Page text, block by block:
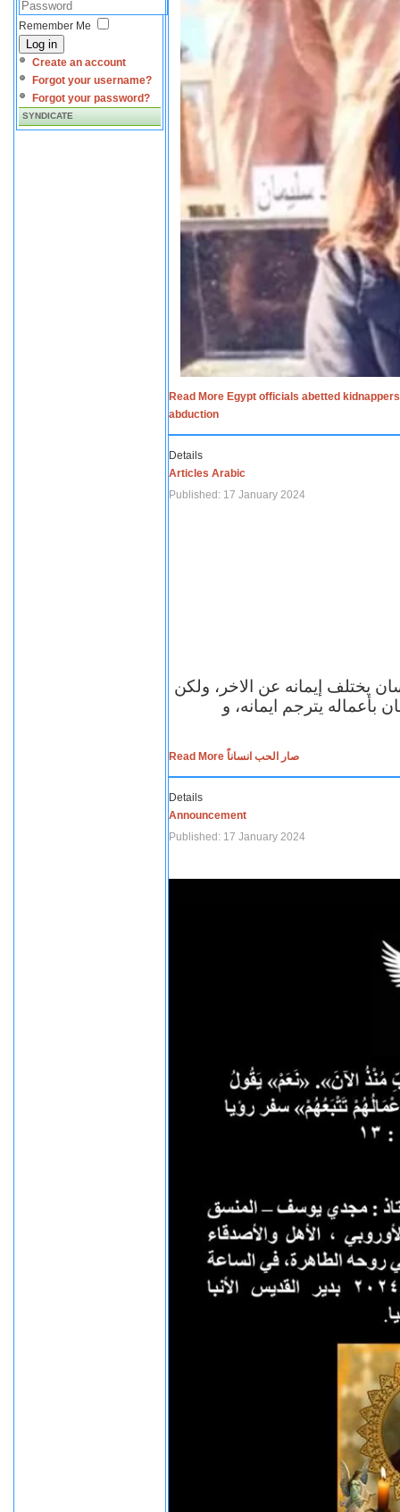
Remember Me
Log in
Create an account
Forgot your username?
Forgot your password?
SYNDICATE
Read More Egypt officials abetted
abduction
Details
Articles Arabic
Published: 17 January 2024
يختلف إيمانه عن الاخر، ولكن
بأعماله يترجم ايمانه، و
Read More صار الحب انساناً
Details
Announcement
Published: 17 January 2024